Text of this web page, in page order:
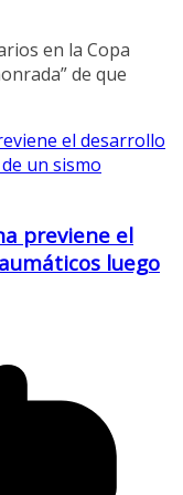
en la Copa
de que
previene el
luego